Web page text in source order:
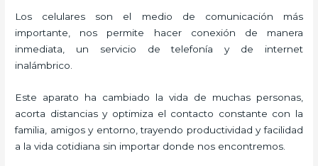
Los celulares son el medio de comunicación más
importante, nos permite hacer conexión de manera
inmediata, un servicio de telefonía y de internet
inalámbrico.
Este aparato ha cambiado la vida de muchas personas,
acorta distancias y optimiza el contacto constante con la
familia, amigos y entorno, trayendo productividad y facilidad
a la vida cotidiana sin importar donde nos encontremos.